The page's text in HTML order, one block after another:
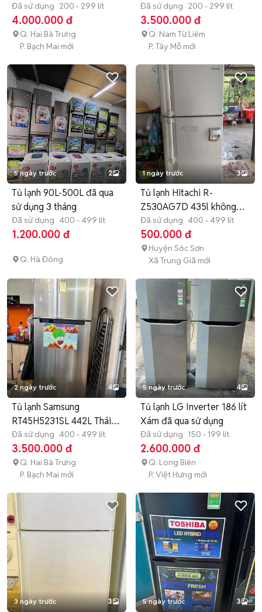
Đã sử dụng 200 - 299 lít
4.000.000 đ
Q. Hai Bà Trưng
P. Bạch Mai mới
Đã sử dụng 200 - 299 lít
3.500.000 đ
Q. Nam Từ Liêm
P. Tây Mỗ mới
5 ngày trước 2
Tủ lạnh 90L-500L đã qua
sử dụng 3 tháng
Đã sử dụng 400 - 499 lít
1.200.000 đ
Q. Hà Đông
1 ngày trước 3
Tủ lạnh Hitachi R-
Z530AG7D 435l không
mát
Đã sử dụng 400 - 499 lít
500.000 đ
Huyện Sóc Sơn
Xã Trung Giã mới
2 ngày trước 4
Tủ lạnh Samsung
RT45H5231SL 442L Thái
Lan
Đã sử dụng 400 - 499 lít
3.500.000 đ
Q. Hai Bà Trưng
P. Bạch Mai mới
5 ngày trước 4
Tủ lạnh LG Inverter 186 lít
Xám đã qua sử dụng
Đã sử dụng 150 - 199 lít
2.600.000 đ
Q. Long Biên
P. Việt Hưng mới
3 ngày trước 3 5 ngày trước 3